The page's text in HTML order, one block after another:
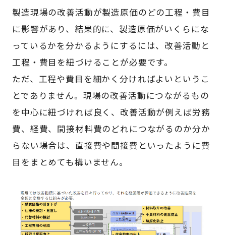
製造現場の改善活動が製造原価のどの工程・費目
に影響があり、結果的に、製造原価がいくらにな
っているかを分かるようにするには、改善活動と
工程・費目を紐づけることが必要です。
ただ、工程や費目を細かく分ければよいというこ
とでありません。現場の改善活動につながるもの
を中心に紐づければ良く、改善活動が例えば労務
費、経費、間接材料費のどれにつながるのか分か
らない場合は、直接費や間接費といったように費
目をまとめても構いません。